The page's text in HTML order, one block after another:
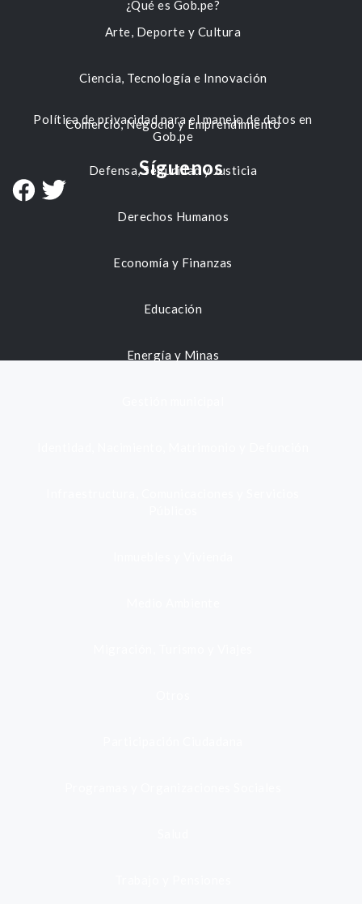
Arte, Deporte y Cultura
Ciencia, Tecnología e Innovación
Comercio, Negocio y Emprendimiento
Defensa, Seguridad y Justicia
Derechos Humanos
Economía y Finanzas
Educación
Energía y Minas
¿Qué es Gob.pe?
Política de privacidad para el manejo de datos en
Gob.pe
Síguenos